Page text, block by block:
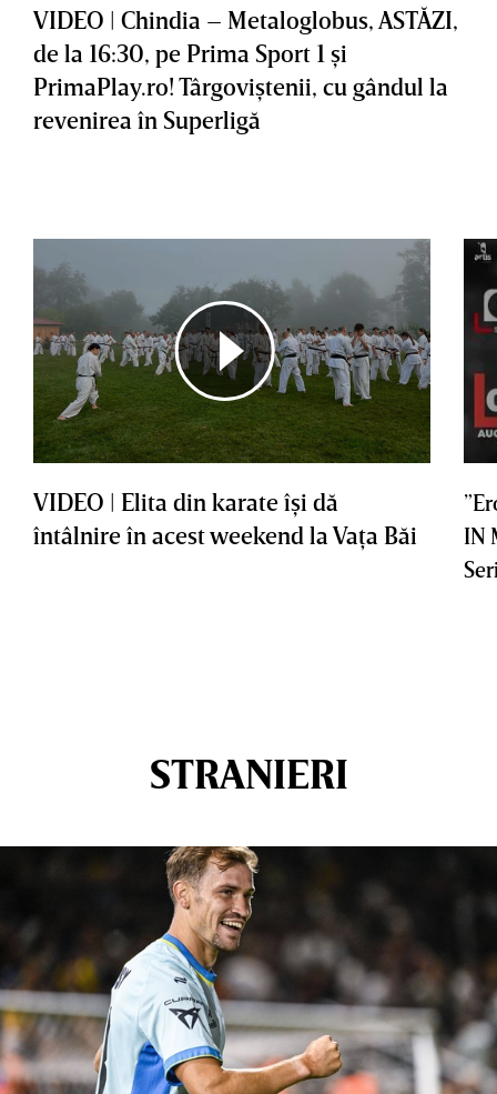
VIDEO | Chindia – Metaloglobus, ASTĂZI,
de la 16:30, pe Prima Sport 1 şi
PrimaPlay.ro! Târgoviştenii, cu gândul la
revenirea în Superligă
VIDEO | Elita din karate îşi dă
întâlnire în acest weekend la Vaţa Băi
IN
STRANIERI